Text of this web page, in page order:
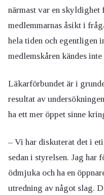
närmast var en skyldighet
medlemmarnas åsikt i
hela tiden och egentligen
medlemskåren kändes
Läkarförbundet är i
resultat av
ha ett mer öppet sinne
– Vi har diskuterat det i
sedan i styrelsen. Jag
ödmjuka och ha en
utredning av något slag.